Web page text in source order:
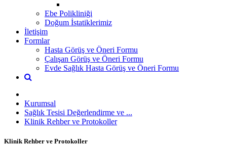
Ebe Polikliniği
Doğum İstatiklerimiz
İletişim
Formlar
Hasta Görüş ve Öneri Formu
Çalışan Görüş ve Öneri Formu
Evde Sağlık Hasta Görüş ve Öneri Formu
Kurumsal
Sağlık Tesisi Değerlendirme ve ...
Klinik Rehber ve Protokoller
Klinik Rehber ve Protokoller